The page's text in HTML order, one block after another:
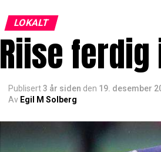
LOKALT
Riise
Publisert3 år siden den 19. desember
Av Egil M Solberg